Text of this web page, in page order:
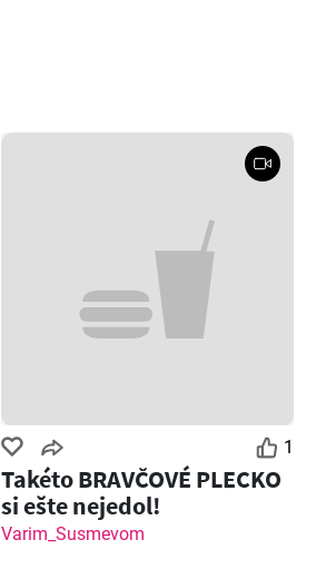
1
Takéto BRAVČOVÉ PLECKO
si ešte nejedol!
Varim_Susmevom